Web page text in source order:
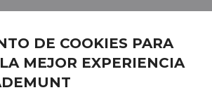
DE COOKIES PARA
MEJOR EXPERIENCIA